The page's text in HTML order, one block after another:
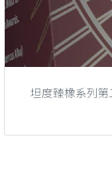
坦度臻橡系列